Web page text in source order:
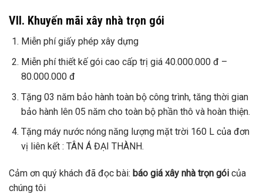
VII. Khuyến mãi xây nhà trọn gói
Miễn phí giấy phép xây dựng
Miễn phí thiết kế gói cao cấp trị giá 40.000.000 đ –
80.000.000 đ
Tặng 03 năm bảo hành toàn bộ công trình, tăng thời gian
bảo hành lên 05 năm cho toàn bộ phần thô và hoàn thiện.
Tặng máy nước nóng năng lượng mặt trời 160 L của đơn
vị liên kết : TÂN Á ĐẠI THÀNH.
Cảm ơn quý khách đã đọc bài: báo giá xây nhà trọn gói của
chúng tôi